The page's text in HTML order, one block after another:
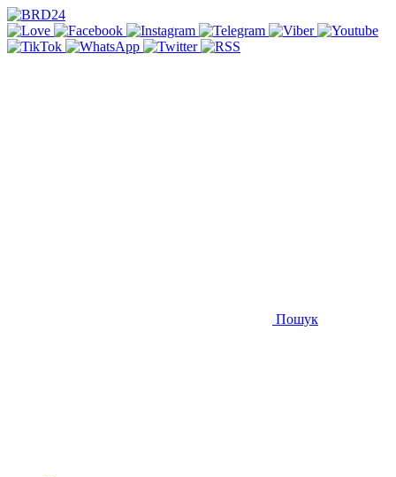
Пошук